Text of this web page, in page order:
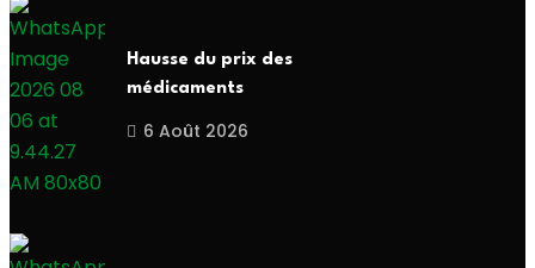
Hausse du prix des
médicaments
6 Août 2026